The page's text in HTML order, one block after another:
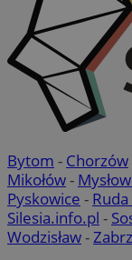
Bytom - Chorzów
Mikołów-
Pyskowice - Ruda
Silesia.info.pl -
Wodzisław-